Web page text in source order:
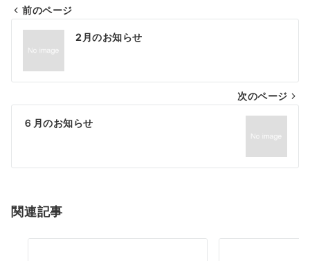
投
ナ
ビ
ゲ
シ
ン
前のページ
2月のお知らせ
次のページ
６月のお知らせ
関連記事